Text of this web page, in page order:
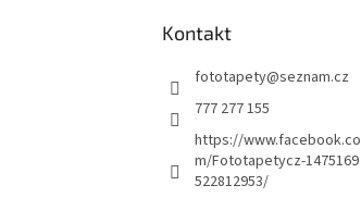
Kontakt
fototapety@seznam.cz
777 277 155
https://www.facebook.co
m/Fototapetycz-1475169
522812953/